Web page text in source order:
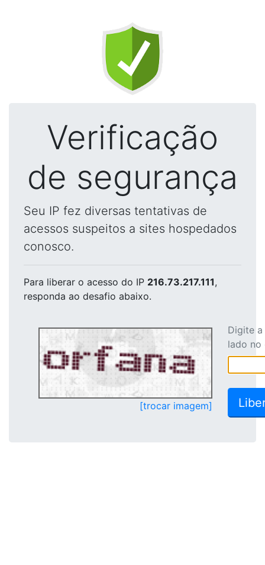
Verificação
de segurança
Seu IP fez diversas tentativas de
acessos suspeitos a sites hospedados
conosco.
Para liberar o acesso do IP 216.73.217.111,
responda ao desafio abaixo.
[trocar imagem]
Digite
lado no